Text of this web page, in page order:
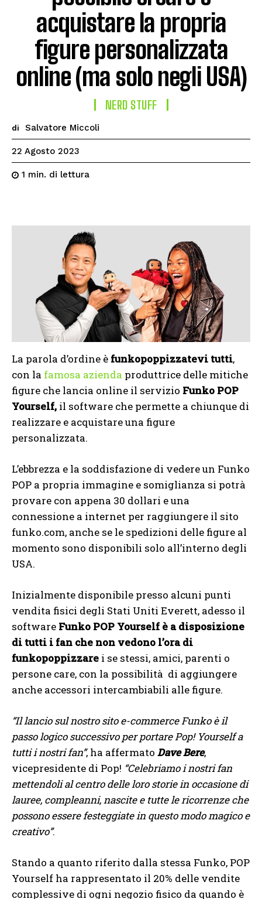
acquistare la propria
figure personalizzata
online (ma solo negli USA)
NERD STUFF
di Salvatore Miccoli
22 Agosto 2023
1 min. di lettura
La parola d’ordine è funkopoppizzatevi tutti,
con la famosa azienda produttrice delle mitiche
figure che lancia online il servizio Funko POP
Yourself, il software che permette a chiunque di
realizzare e acquistare una figure
personalizzata.
L’ebbrezza e la soddisfazione di vedere un Funko
POP a propria immagine e somiglianza si potrà
provare con appena 30 dollari e una
connessione a internet per raggiungere il sito
funko.com, anche se le spedizioni delle figure al
momento sono disponibili solo all’interno degli
USA.
Inizialmente disponibile presso alcuni punti
vendita fisici degli Stati Uniti Everett, adesso il
software Funko POP Yourself è a disposizione
di tutti i fan che non vedono l’ora di
funkopoppizzare i se stessi, amici, parenti o
persone care, con la possibilità di aggiungere
anche accessori intercambiabili alle figure.
“Il lancio sul nostro sito e-commerce Funko è il
passo logico successivo per portare Pop! Yourself a
tutti i nostri fan”, ha affermato Dave Bere,
vicepresidente di Pop! “Celebriamo i nostri fan
mettendoli al centro delle loro storie in occasione di
lauree, compleanni, nascite e tutte le ricorrenze che
possono essere festeggiate in questo modo magico e
creativo”.
Stando a quanto riferito dalla stessa Funko, POP
Yourself ha rappresentato il 20% delle vendite
complessive di ogni negozio fisico da quando è